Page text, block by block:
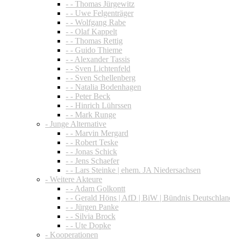
- - Thomas Jürgewitz
- - Uwe Felgenträger
- - Wolfgang Rabe
- - Olaf Kappelt
- - Thomas Rettig
- - Guido Thieme
- - Alexander Tassis
- - Sven Lichtenfeld
- - Sven Schellenberg
- - Natalia Bodenhagen
- - Peter Beck
- - Hinrich Lührssen
- - Mark Runge
- Junge Alternative
- - Marvin Mergard
- - Robert Teske
- - Jonas Schick
- - Jens Schaefer
- - Lars Steinke | ehem. JA Niedersachsen
- Weitere Akteure
- - Adam Golkontt
- - Gerald Höns | AfD | BiW | Bündnis
- - Jürgen Panke
- - Silvia Brock
- - Ute Dopke
- Kooperationen